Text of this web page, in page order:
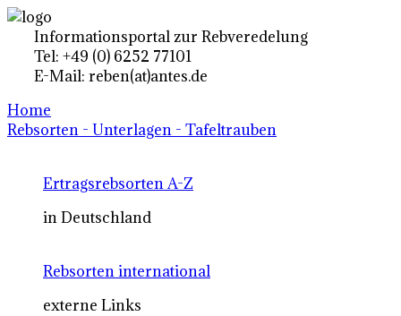
Informationsportal zur Rebveredelung
Tel: +49 (0) 6252 77101
E-Mail: reben(at)antes.de
Home
Rebsorten - Unterlagen - Tafeltrauben
Ertragsrebsorten A-Z
in Deutschland
Rebsorten international
externe Links